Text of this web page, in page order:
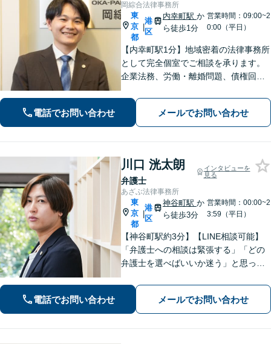
岡綜合法律事務所
東
京
都
|
港
区
内幸町駅 か
ら徒歩1分
営業時間：09:00~2
0:00（平日）
【内幸町駅1分】地域密着の法律事務所
として完全個室でご相談を承ります。
企業法務、労働・離婚問題、債権回
ご相談が解決の近道です。一人で抱え
込まず一緒に整理しましょう。どんな
お悩みもお気軽にお声がけください。
電話でお問い合わせ メールでお問い合わせ
川口 洸太朗
弁護士
インタビューを
見る
あざぶ法律事務所
東
京
都
|
港
区
神谷町駅 か
ら徒歩3分
営業時間：00:00~2
3:59（平日）
【神谷町駅約3分】【LINE相談可能】
「弁護士への相談は緊張する」「どの
弁護士を選べばいいか迷う」と思って
す」のYouTubeチャンネルを是非ご覧
ください！ 不倫慰謝料請求・養育費請
求に強い！【初回相談無料】
電話でお問い合わせ メールでお問い合わせ